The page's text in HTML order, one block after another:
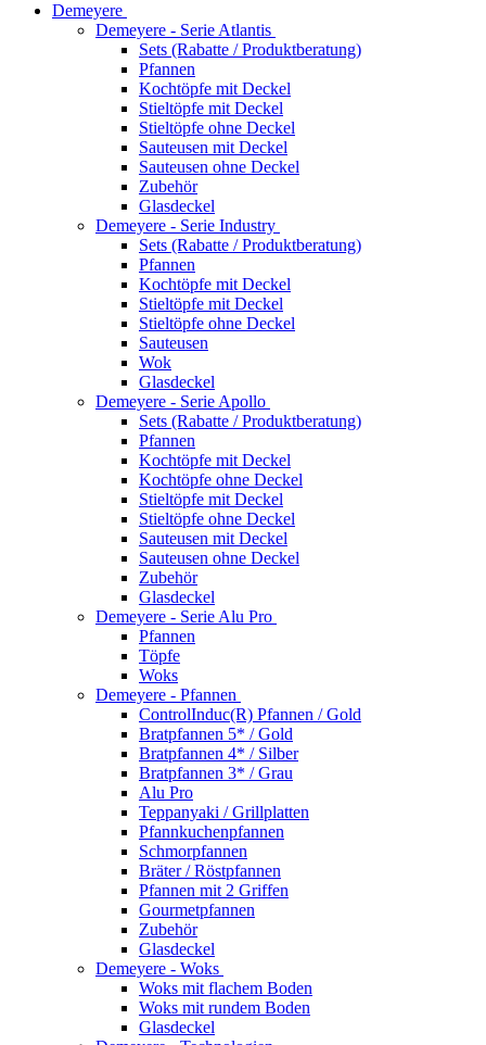
Demeyere
Demeyere - Serie Atlantis
Sets (Rabatte / Produktberatung)
Pfannen
Kochtöpfe mit Deckel
Stieltöpfe mit Deckel
Stieltöpfe ohne Deckel
Sauteusen mit Deckel
Sauteusen ohne Deckel
Zubehör
Glasdeckel
Demeyere - Serie Industry
Sets (Rabatte / Produktberatung)
Pfannen
Kochtöpfe mit Deckel
Stieltöpfe mit Deckel
Stieltöpfe ohne Deckel
Sauteusen
Wok
Glasdeckel
Demeyere - Serie Apollo
Sets (Rabatte / Produktberatung)
Pfannen
Kochtöpfe mit Deckel
Kochtöpfe ohne Deckel
Stieltöpfe mit Deckel
Stieltöpfe ohne Deckel
Sauteusen mit Deckel
Sauteusen ohne Deckel
Zubehör
Glasdeckel
Demeyere - Serie Alu Pro
Pfannen
Töpfe
Woks
Demeyere - Pfannen
ControlInduc(R) Pfannen / Gold
Bratpfannen 5* / Gold
Bratpfannen 4* / Silber
Bratpfannen 3* / Grau
Alu Pro
Teppanyaki / Grillplatten
Pfannkuchenpfannen
Schmorpfannen
Bräter / Röstpfannen
Pfannen mit 2 Griffen
Gourmetpfannen
Zubehör
Glasdeckel
Demeyere - Woks
Woks mit flachem Boden
Woks mit rundem Boden
Glasdeckel